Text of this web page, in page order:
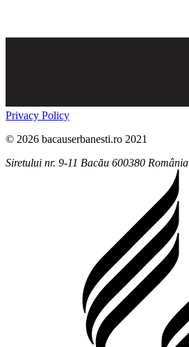
Privacy Policy
© 2026 bacauserbanesti.ro 2021
Siretului nr. 9-11 Bacău 600380 România